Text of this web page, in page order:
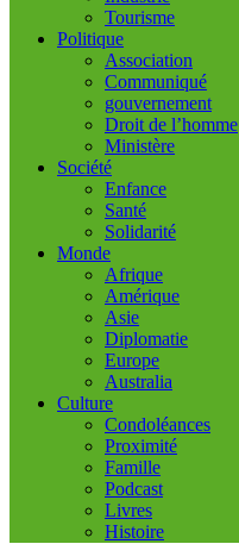
Tourisme
Politique
Association
Communiqué
gouvernement
Droit de l’homme
Ministère
Société
Enfance
Santé
Solidarité
Monde
Afrique
Amérique
Asie
Diplomatie
Europe
Australia
Culture
Condoléances
Proximité
Famille
Podcast
Livres
Histoire